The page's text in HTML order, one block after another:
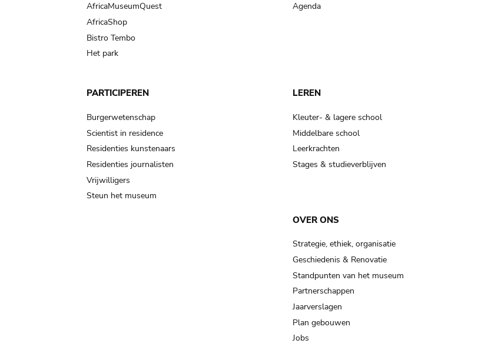
AfricaMuseumQuest
AfricaShop
Bistro Tembo
Het park
Agenda
PARTICIPEREN
Burgerwetenschap
Scientist in residence
Residenties kunstenaars
Residenties journalisten
Vrijwilligers
Steun het museum
LEREN
Kleuter- & lagere school
Middelbare school
Leerkrachten
Stages & studieverblijven
OVER ONS
Strategie, ethiek, organisatie
Geschiedenis & Renovatie
Standpunten van het museum
Partnerschappen
Jaarverslagen
Plan gebouwen
Jobs